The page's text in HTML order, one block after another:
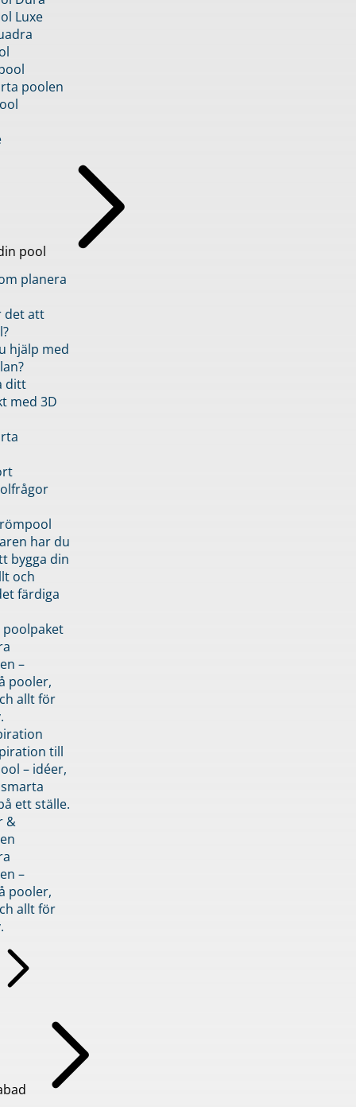
Luxe
poolen
pool
planera
det att
hjälp med
ditt
med 3D
har du
bygga din
och
färdiga
–
pooler,
allt för
till
– idéer,
ett ställe.
&
–
pooler,
allt för